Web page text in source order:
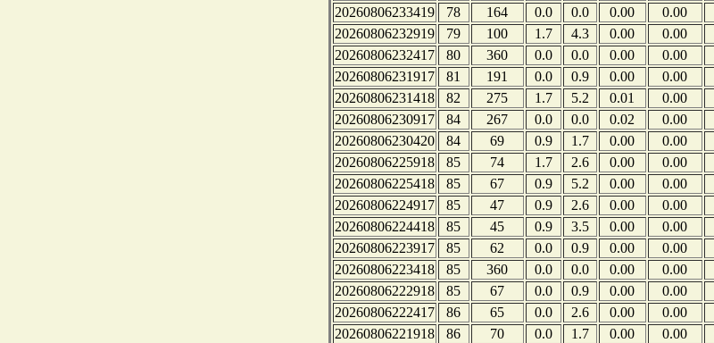
20260806233419
78 164 0.0 0.0 0.00 0.00
20260806232919
79 100 1.7 4.3 0.00 0.00
20260806232417
80 360 0.0 0.0 0.00 0.00
20260806231917
81 191 0.0 0.9 0.00 0.00
20260806231418
82 275 1.7 5.2 0.01 0.00
20260806230917
84 267 0.0 0.0 0.02 0.00
20260806230420
84 69 0.9 1.7 0.00 0.00
20260806225918
85 74 1.7 2.6 0.00 0.00
20260806225418
85 67 0.9 5.2 0.00 0.00
20260806224917
85 47 0.9 2.6 0.00 0.00
20260806224418
85 45 0.9 3.5 0.00 0.00
20260806223917
85 62 0.0 0.9 0.00 0.00
20260806223418
85 360 0.0 0.0 0.00 0.00
20260806222918
85 67 0.0 0.9 0.00 0.00
20260806222417
86 65 0.0 2.6 0.00 0.00
20260806221918
86 70 0.0 1.7 0.00 0.00